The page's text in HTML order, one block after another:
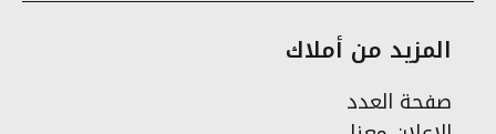
المزيد من أملاك
صفحة العدد